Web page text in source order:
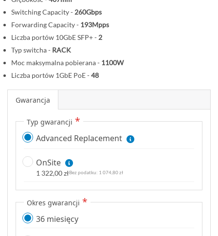
Switching Capacity - 260Gbps
Forwarding Capacity - 193Mpps
Liczba portów 10GbE SFP+ - 2
Typ switcha - RACK
Moc maksymalna pobierana - 1100W
Liczba portów 1GbE PoE -48
Gwarancja
Typ gwarancji
Advanced Replacement
OnSite
1 322,00 zł 1 074,80 zł
Okres gwarancji
36 miesięcy